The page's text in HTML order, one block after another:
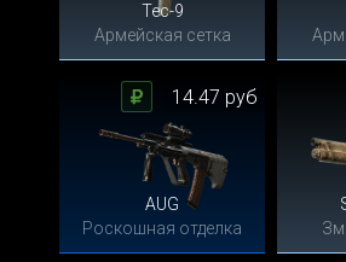
Tec-9
Армейская сетка
AUG
Роскошная отделка
14.47 руб